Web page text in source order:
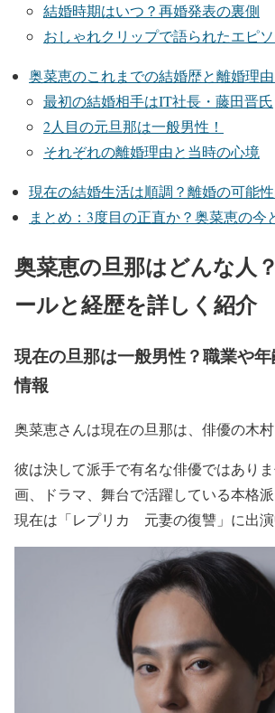
結婚時期はいつ？再婚発表の裏側
おしゃれクリップで語られたエピ
奥菜恵のこれまでの結婚歴と離婚理
最初の結婚相手はIT社長・藤田晋氏
2人目の元旦那は一般男性！
それぞれの離婚理由と当時の心境
現在の結婚生活は順調？離婚の可能
まとめ：3度目の正直か？奥菜恵の今
奥菜恵の旦那はどんな人
ールと経歴を詳しく紹介
現在の旦那は一般男性？職業や
情報
奥菜恵さんは現在の旦那は、 俳優の木
彼は決して派手で有名な俳優ではありま
画、ドラマ、舞台で活躍している本格派
現在は 「レプリカ 元妻の復讐」 に出